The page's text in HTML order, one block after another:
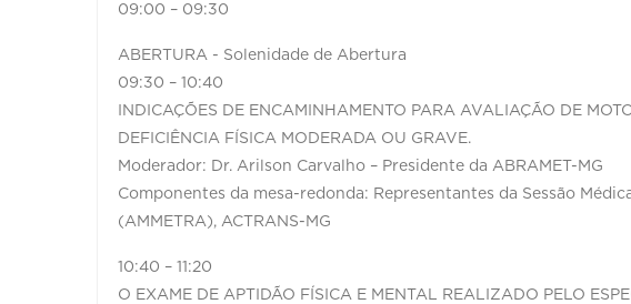
09:00 – 09:30
ABERTURA - Solenidade de Abertura
09:30 – 10:40
INDICAÇÕES DE ENCAMINHAMENTO PARA AVALIAÇÃO DE
DEFICIÊNCIA FÍSICA MODERADA OU GRAVE.
Moderador: Dr. Arilson Carvalho – Presidente da ABRAMET-MG
Componentes da mesa-redonda: Representantes da Sessão
(AMMETRA), ACTRANS-MG
10:40 – 11:20
O EXAME DE APTIDÃO FÍSICA E MENTAL REALIZADO PELO